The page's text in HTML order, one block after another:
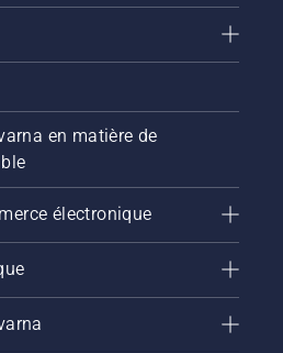
en matière de
électronique